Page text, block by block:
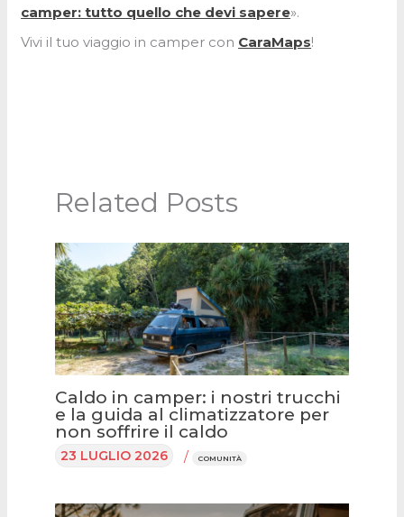
camper: tutto quello che devi sapere».
Vivi il tuo viaggio in camper con CaraMaps!
Related Posts
Caldo in camper: i nostri trucchi
e la guida al climatizzatore per
non soffrire il caldo
23 LUGLIO 2026 / COMUNITÀ